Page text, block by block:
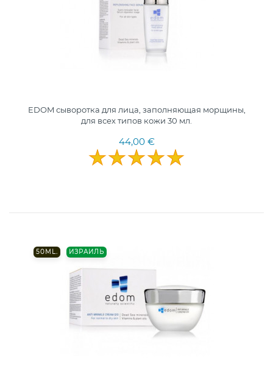
EDOM сыворотка для лица, заполняющая морщины,
для всех типов кожи 30 мл.
44,00 €
50ML. ИЗРАИЛЬ